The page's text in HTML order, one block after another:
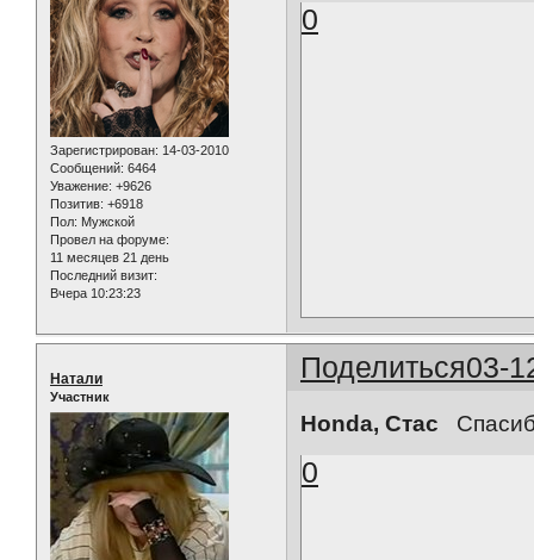
Зарегистрирован: 14-03-2010
Сообщений: 6464
Уважение: +9626
Позитив: +6918
Пол: Мужской
Провел на форуме:
11 месяцев 21 день
Последний визит:
Вчера 10:23:23
0
Поделиться03-
Натали
Участник
Honda, Стас
0